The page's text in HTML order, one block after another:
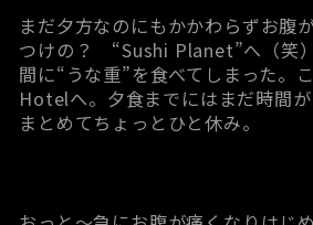
まだ夕方なのにもかかわらずお腹
つけの？ “Sushi Planet”へ（笑
間に“うな重”を食べてしまった。
Hotelへ。夕食までにはまだ時間
まとめてちょっとひと休み。